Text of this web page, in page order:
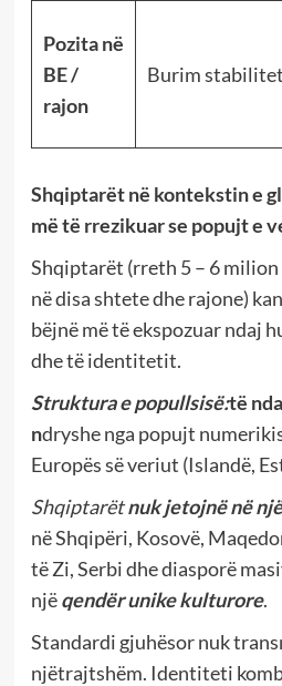
Pozita në
BE /
rajon
Burim
Shqiptarët në kontekstin e
më të rrezikuar se popujt e
Shqiptarët (rreth 5 – 6
në disa shtete dhe rajone)
bëjnë më të ekspozuar ndaj
dhe të identitetit.
Struktura e popullsisë:të
ndryshe nga popujt
Europës së veriut (Islandë,
Shqiptarët nuk jetojnë në
në Shqipëri, Kosovë,
të Zi, Serbi dhe diasporë
njëqendër unike kulturore.
Standardi gjuhësor nuk
njëtrajtshëm. Identiteti